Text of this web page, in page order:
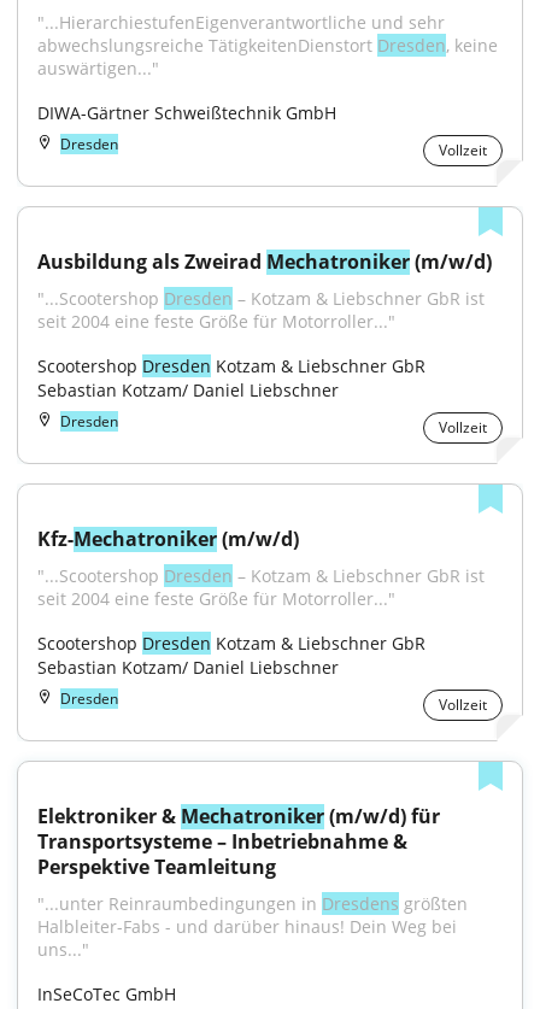
"...HierarchiestufenEigenverantwortliche und sehr
abwechslungsreiche TätigkeitenDienstort Dresden, keine
auswärtigen..."
DIWA-Gärtner Schweißtechnik GmbH
Dresden Vollzeit
Ausbildung als Zweirad Mechatroniker (m/w/d)
"...Scootershop Dresden – Kotzam & Liebschner GbR ist
seit 2004 eine feste Größe für Motorroller..."
Scootershop Dresden Kotzam & Liebschner GbR
Sebastian Kotzam/ Daniel Liebschner
Dresden Vollzeit
Kfz-Mechatroniker (m/w/d)
"...Scootershop Dresden – Kotzam & Liebschner GbR ist
seit 2004 eine feste Größe für Motorroller..."
Scootershop Dresden Kotzam & Liebschner GbR
Sebastian Kotzam/ Daniel Liebschner
Dresden Vollzeit
Elektroniker & Mechatroniker (m/w/d) für
Transportsysteme – Inbetriebnahme &
Perspektive Teamleitung
"...unter Reinraumbedingungen in Dresdens größten
Halbleiter-Fabs - und darüber hinaus! Dein Weg bei
uns..."
InSeCoTec GmbH